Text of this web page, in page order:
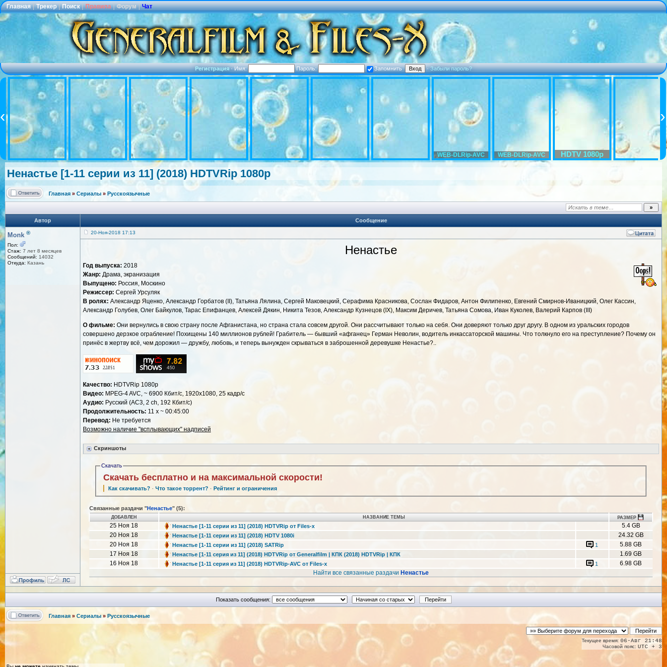
Главная | Трекер | Поиск | Правила | Форум | Чат
Регистрация·Имя: Пароль: Запомнить ·Забыли пароль?
WEB-DLRip-AVC WEB-DLRip-AVC HDTV 1080p
Ненастье [1-11 серии из 11] (2018) HDTVRip 1080p
Главная » Сериалы » Русскоязычные
Автор Сообщение
Monk ®
Пол:
Стаж: 7 лет 8 месяцев
Сообщений: 14032
Откуда: Казань
20-Ноя-2018 17:13
Ненастье
Год выпуска: 2018
Жанр: Драма, экранизация
Выпущено: Россия, Москино
Режиссер: Сергей Урсуляк
В ролях: Александр Яценко, Александр Горбатов (II), Татьяна Лялина, Сергей Маковецкий, Серафима Красникова, Сослан Фидаров, Антон Филипенко, Евгений Смирнов-Иваницкий, Олег Кассин,
Александр Голубев, Олег Байкулов, Тарас Епифанцев, Алексей Дякин, Никита Тезов, Александр Кузнецов (IX), Максим Деричев, Татьяна Сомова, Иван Куколев, Валерий Карпов (III)
О фильме: Они вернулись в свою страну после Афганистана, но страна стала совсем другой. Они рассчитывают только на себя. Они доверяют только друг другу. В одном из уральских городов
совершено дерзкое ограбление! Похищены 140 миллионов рублей! Грабитель — бывший «афганец» Герман Неволин, водитель инкассаторской машины. Что толкнуло его на преступление? Почему он
принёс в жертву всё, чем дорожил — дружбу, любовь, и теперь вынужден скрываться в заброшенной деревушке Ненастье?..
Качество: HDTVRip 1080p
Видео: MPEG-4 AVC, ~ 6900 Кбит/с, 1920x1080, 25 кадр/с
Аудио: Русский (АС3, 2 ch, 192 Кбит/с)
Продолжительность: 11 x ~ 00:45:00
Перевод: Не требуется
Возможно наличие "всплывающих" надписей
Скриншоты
Скачать
Скачать бесплатно и на максимальной скорости!
Как скачивать? ·Что такое торрент? · Рейтинг и ограничения
Связанные раздачи "Ненастье" (5):
ДОБАВЛЕН НАЗВАНИЕ ТЕМЫ РАЗМЕР
25 Ноя 18 Ненастье [1-11 серии из 11] (2018) HDTVRip от Files-x
5.4 GB
20 Ноя 18
Ненастье [1-11 серии из 11] (2018) HDTV 1080i
24.32 GB
20 Ноя 18
Ненастье [1-11 серии из 11] (2018) SATRip 1
5.88 GB
17 Ноя 18
Ненастье [1-11 серия из 11] (2018) HDTVRip от Generalfilm | КПК (2018) HDTVRip | КПК
1.69 GB
16 Ноя 18
Ненастье [1-11 серия из 11] (2018) HDTVRip-AVC от Files-x 1
6.98 GB
Найти все связанные раздачи Ненастье
Показать сообщения:
Главная » Сериалы » Русскоязычные
Текущее время: 06-Авг 21:48
Часовой пояс: UTC + 3